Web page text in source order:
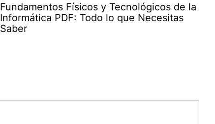
Fundamentos Físicos y Tecnológicos de la
Informática PDF: Todo lo que Necesitas
Saber